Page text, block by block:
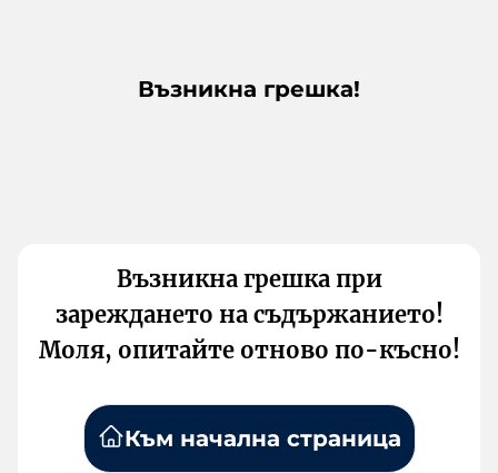
Възникна грешка!
Възникна грешка при
зареждането на съдържанието!
Моля, опитайте отново по-късно!
Към начална страница